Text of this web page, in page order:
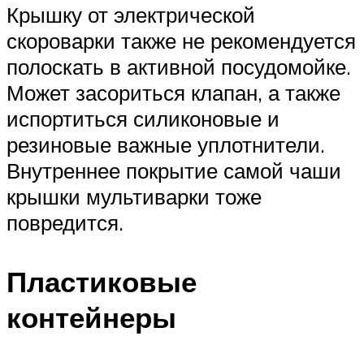
Крышку от электрической
скороварки также не рекомендуется
полоскать в активной посудомойке.
Может засориться клапан, а также
испортиться силиконовые и
резиновые важные уплотнители.
Внутреннее покрытие самой чаши
крышки мультиварки тоже
повредится.
Пластиковые
контейнеры